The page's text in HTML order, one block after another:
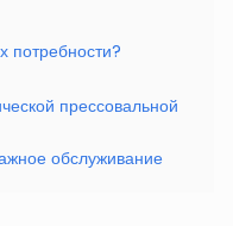
потребности?
прессовальной
обслуживание